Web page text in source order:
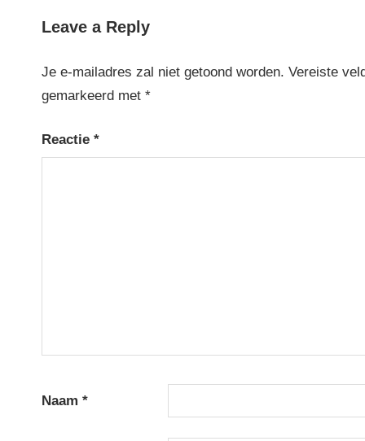
Leave a Reply
Je e-mailadres zal niet getoond worden. Vereiste
gemarkeerd met *
Reactie *
Naam *